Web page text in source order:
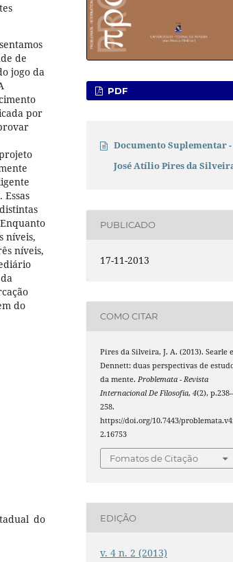
de
jogo da
por
níveis,
níveis,
do
do
PDF
Documento Suplementar -
José Atílio Pires da
PUBLICADO
17-11-2013
COMO CITAR
Pires da Silveira, J. A. (2013). Searle
Dennett: duas perspectivas de
da mente.Problemata - Revista
Internacional De Filosofia,4(2),
258.
https://doi.org/10.7443/
2.16753
Fomatos de Citação
EDIÇÃO
v. 4 n. 2 (2013)